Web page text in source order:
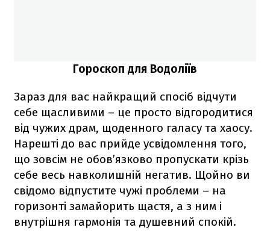
Гороскоп для Водоліїв
Зараз для вас найкращий спосіб відчути
себе щасливими – це просто відгородитися
від чужих драм, щоденного галасу та хаосу.
Нарешті до вас прийде усвідомлення того,
що зовсім не обов’язково пропускати крізь
себе весь навколишній негатив. Щойно ви
свідомо відпустите чужі проблеми – на
горизонті замайорить щастя, а з ним і
внутрішня гармонія та душевний спокій.